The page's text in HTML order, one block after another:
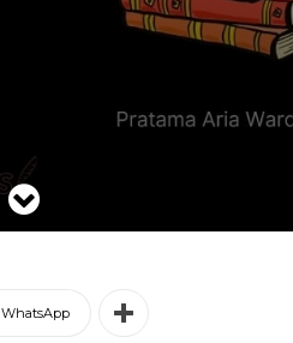
WhatsApp